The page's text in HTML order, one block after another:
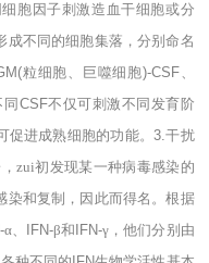
胞因子刺激造血干细胞或分
成不同的细胞集落，分别命名
粒细胞、巨噬细胞)-CSF、
CSF不仅可刺激不同发育阶
促进成熟细胞的功能。3.干扰
zui初发现某一种病毒感染的
染和复制，因此而得名。根据
α、 IFN-β和 IFN-γ，他们分别由